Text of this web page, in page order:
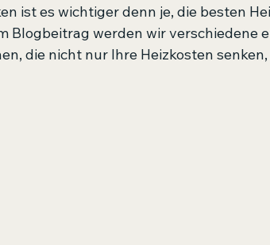
ist es wichtiger denn je, die besten
Blogbeitrag werden wir verschiedene
die nicht nur Ihre Heizkosten